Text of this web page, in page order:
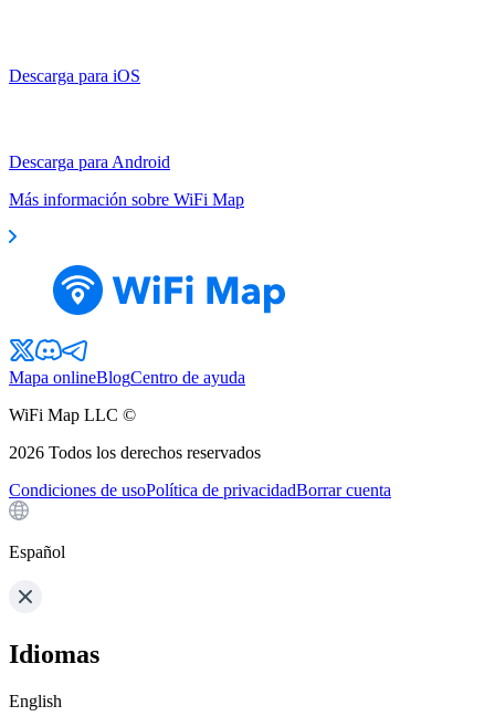
Descarga para iOS
Descarga para Android
Más información sobre WiFi Map
Mapa onlineBlogCentro de ayuda
WiFi Map LLC ©
2026 Todos los derechos reservados
Condiciones de usoPolítica de privacidadBorrar cuenta
Español
Idiomas
English